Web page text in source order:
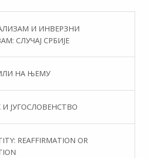
И ИНВЕРЗНИ
СЛУЧАЈ СРБИЈЕ
НА ЊЕМУ
И ЈУГОСЛОВЕНСТВО
REAFFIRMATION OR